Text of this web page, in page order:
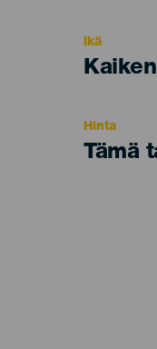
Ikä
Edad
Hinta
Tämä